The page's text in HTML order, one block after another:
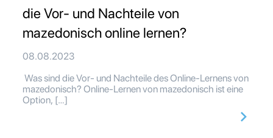
die Vor- und Nachteile von
mazedonisch online lernen?
08.08.2023
Was sind die Vor- und Nachteile des Online-Lernens von
mazedonisch? Online-Lernen von mazedonisch ist eine
Option, […]